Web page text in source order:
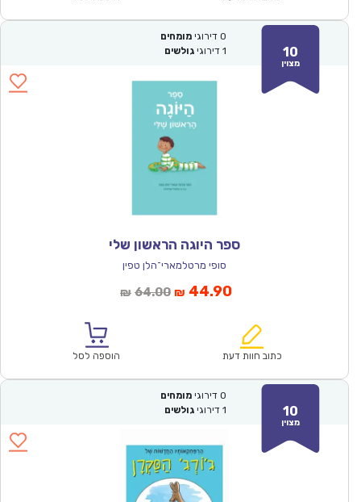
10
מצוין
0 דירוגי מומחים
1 דירוגי גולשים
ספר היוגה הראשון שלי
סופי מרטלמארי־הלן טפין
₪ 64.00המחיר
₪64.00.
₪ 44.90המחיר
הוא:
כתוב חוות דעת הוספה לסל
10
מצוין
0 דירוגי מומחים
1 דירוגי גולשים